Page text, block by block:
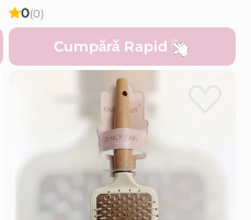
0(0)
Cumpără Rapid